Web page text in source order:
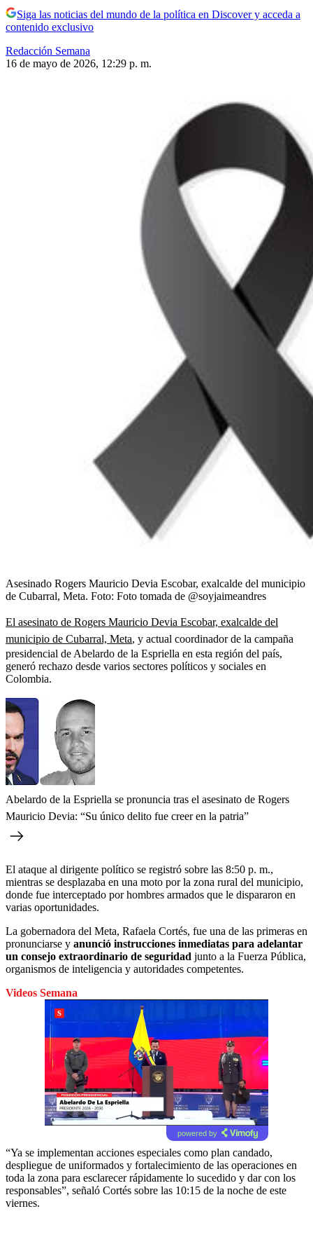
Siga las noticias del mundo de la política en Discover y acceda a
contenido exclusivo
Redacción Semana
16 de mayo de 2026, 12:29 p. m.
Asesinado Rogers Mauricio Devia Escobar, exalcalde del municipio
de Cubarral, Meta. Foto: Foto tomada de @soyjaimeandres
El asesinato de Rogers Mauricio Devia Escobar, exalcalde del
municipio de Cubarral, Meta, y actual coordinador de la campaña
presidencial de Abelardo de la Espriella en esta región del país,
generó rechazo desde varios sectores políticos y sociales en
Colombia.
Abelardo de la Espriella se pronuncia tras el asesinato de Rogers
Mauricio Devia: “Su único delito fue creer en la patria”
El ataque al dirigente político se registró sobre las 8:50 p. m.,
mientras se desplazaba en una moto por la zona rural del municipio,
donde fue interceptado por hombres armados que le dispararon en
varias oportunidades.
La gobernadora del Meta, Rafaela Cortés, fue una de las primeras en
pronunciarse y anunció instrucciones inmediatas para adelantar
un consejo extraordinario de seguridad junto a la Fuerza Pública,
organismos de inteligencia y autoridades competentes.
Videos Semana
powered by
“Ya se implementan acciones especiales como plan candado,
despliegue de uniformados y fortalecimiento de las operaciones en
toda la zona para esclarecer rápidamente lo sucedido y dar con los
responsables”, señaló Cortés sobre las 10:15 de la noche de este
viernes.